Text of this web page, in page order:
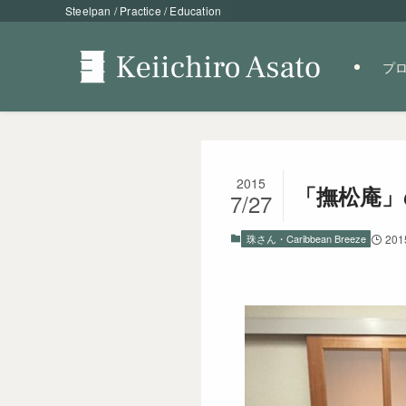
Steelpan / Practice / Education
プ
「撫松庵
2015
7/27
珠さん・Caribbean Breeze